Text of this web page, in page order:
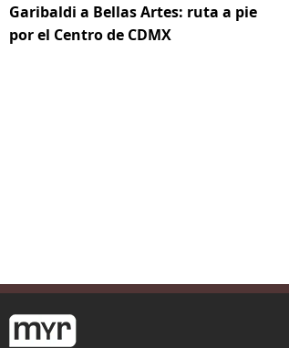
Garibaldi a Bellas Artes: ruta a pie
por el Centro de CDMX